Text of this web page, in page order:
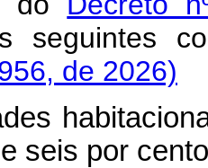
de 2026)
seis por